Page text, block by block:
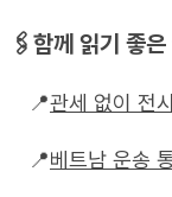
🖇️ 함께 읽기 좋은
📍관세 없이 전
📍베트남 운송